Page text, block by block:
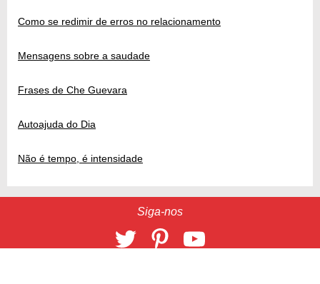
Como se redimir de erros no relacionamento
Mensagens sobre a saudade
Frases de Che Guevara
Autoajuda do Dia
Não é tempo, é intensidade
Siga-nos